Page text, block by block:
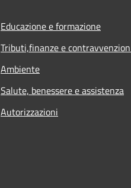
Educazione e formazione
Tributi,finanze e
Ambiente
Salute, benessere e assistenza
Autorizzazioni